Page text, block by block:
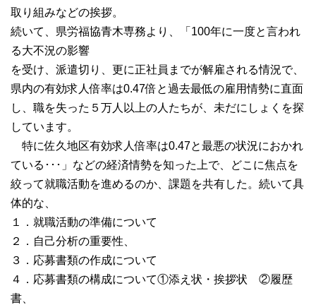
取り組みなどの挨拶。
続いて、県労福協青木専務より、「100年に一度と言われ
る大不況の影響
を受け、派遣切り、更に正社員までが解雇される情況で、
県内の有効求人倍率は0.47倍と過去最低の雇用情勢に直面
し、職を失った５万人以上の人たちが、未だにしょくを探
しています。
特に佐久地区有効求人倍率は0.47と最悪の状況におかれ
ている･･･」などの経済情勢を知った上で、どこに焦点を
絞って就職活動を進めるのか、課題を共有した。続いて具
体的な、
１．就職活動の準備について
２．自己分析の重要性、
３．応募書類の作成について
４．応募書類の構成について①添え状・挨拶状 ②履歴
書、